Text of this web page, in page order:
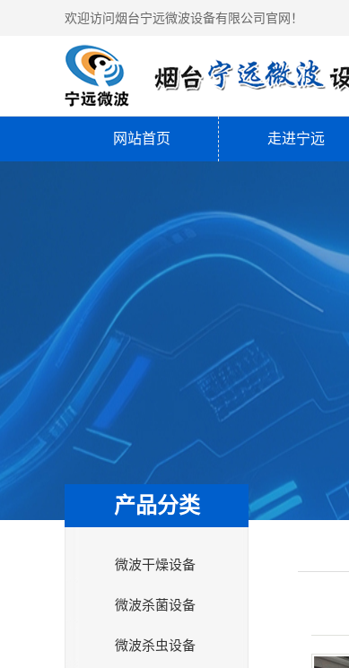
欢迎访问烟台宁远微波设备有限公司官网！
网站首页 走进宁远
产品分类
微波干燥设备
微波杀菌设备
微波杀虫设备